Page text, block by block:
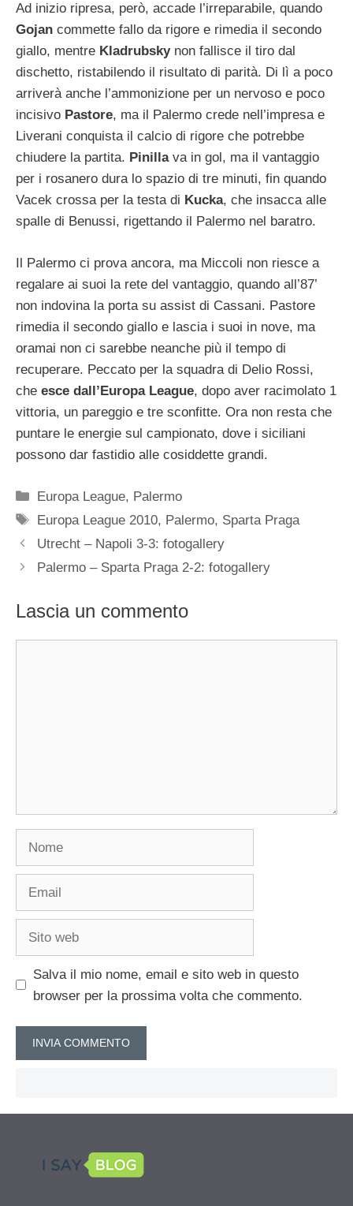
Ad inizio ripresa, però, accade l’irreparabile, quando
Gojan commette fallo da rigore e rimedia il secondo
giallo, mentre Kladrubskynon fallisce il tiro dal
dischetto, ristabilendo il risultato di parità. Di lì a poco
arriverà anche l’ammonizione per un nervoso e poco
incisivo Pastore, ma il Palermo crede nell’impresa e
Liverani conquista il calcio di rigore che potrebbe
chiudere la partita. Pinillava in gol, ma il vantaggio
per i rosanero dura lo spazio di tre minuti, fin quando
Vacek crossa per la testa di Kucka, che insacca alle
spalle di Benussi, rigettando il Palermo nel baratro.
Il Palermo ci prova ancora, ma Miccoli non riesce a
regalare ai suoi la rete del vantaggio, quando all’87’
non indovina la porta su assist di Cassani. Pastore
rimedia il secondo giallo e lascia i suoi in nove, ma
oramai non ci sarebbe neanche più il tempo di
recuperare. Peccato per la squadra di Delio Rossi,
che esce dall’Europa League, dopo aver racimolato 1
vittoria, un pareggio e tre sconfitte. Ora non resta che
puntare le energie sul campionato, dove i siciliani
possono dar fastidio alle cosiddette grandi.
Categorie
Europa League, Palermo
Tag
Europa League 2010, Palermo, Sparta Praga
Utrecht – Napoli 3-3: fotogallery
Palermo – Sparta Praga 2-2: fotogallery
Lascia un commento
Salva il mio nome, email e sito web in questo
browser per la prossima volta che commento.